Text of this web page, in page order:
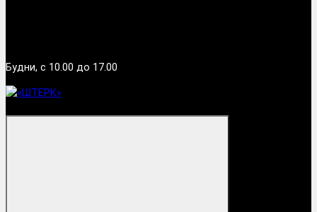
Будни, с 10.00 до 17.00